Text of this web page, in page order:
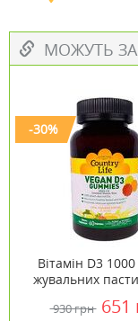
МОЖУТЬ
-30%
Вітамін D3
жувальних
Life
930 грн 651